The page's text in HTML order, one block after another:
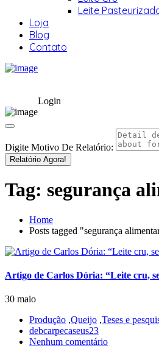
Leite
Loja
Blog
Contato
Login
Digite Motivo De Relatório:
Relatório Agora!
Tag: segurança
Home
Posts tagged "segurança
Artigo de Carlos Dória: “Leite cru,
30 maio
Produção ,Queijo ,Teses e
debcarpecaseus23
Nenhum comentário